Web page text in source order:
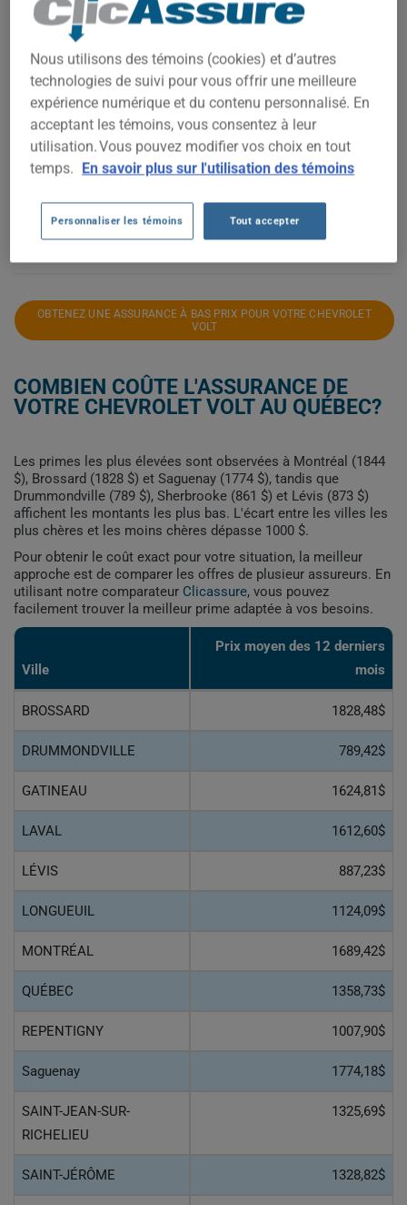
2021 2022 2023 2024 2025
1 250$
1 500$
1 750$
2 000$
OBTENEZ UNE ASSURANCE À BAS PRIX POUR VOTRE CHEVROLET
VOLT
COMBIEN COÛTE L'ASSURANCE DE
VOTRE CHEVROLET VOLT AU QUÉBEC?
Les primes les plus élevées sont observées à Montréal (1844
$), Brossard (1828 $) et Saguenay (1774 $), tandis que
Drummondville (789 $), Sherbrooke (861 $) et Lévis (873 $)
affichent les montants les plus bas. L'écart entre les villes les
plus chères et les moins chères dépasse 1000 $.
Pour obtenir le coût exact pour votre situation, la meilleur
approche est de comparer les offres de plusieur assureurs. En
utilisant notre comparateur Clicassure, vous pouvez
facilement trouver la meilleur prime adaptée à vos besoins.
Ville
Prix ​​moyen des 12 derniers
mois
BROSSARD 1828,48$
DRUMMONDVILLE 789,42$
GATINEAU 1624,81$
LAVAL 1612,60$
LÉVIS 887,23$
LONGUEUIL 1124,09$
MONTRÉAL 1689,42$
QUÉBEC 1358,73$
REPENTIGNY 1007,90$
Saguenay 1774,18$
SAINT-JEAN-SUR-
RICHELIEU
1325,69$
SAINT-JÉRÔME 1328,82$
Nous utilisons des témoins (cookies) et d’autres
technologies de suivi pour vous offrir une meilleure
expérience numérique et du contenu personnalisé. En
acceptant les témoins, vous consentez à leur
utilisation. Vous pouvez modifier vos choix en tout
temps. En savoir plus sur l'utilisation des témoins
Personnaliser les témoins Tout accepter